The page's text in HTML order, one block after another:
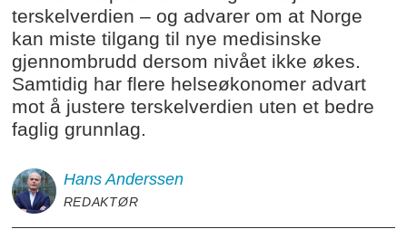
terskelverdien – og advarer om at Norge
kan miste tilgang til nye medisinske
gjennombrudd dersom nivået ikke økes.
Samtidig har flere helseøkonomer advart
mot å justere terskelverdien uten et bedre
faglig grunnlag.
Hans Anderssen
REDAKTØR